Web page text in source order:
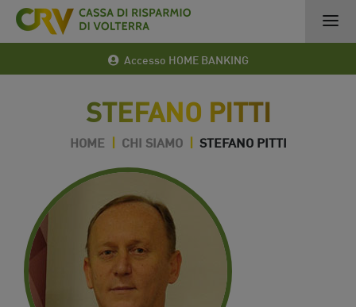
Accesso HOME BANKING
STEFANO PITTI
HOME | CHI SIAMO | STEFANO PITTI